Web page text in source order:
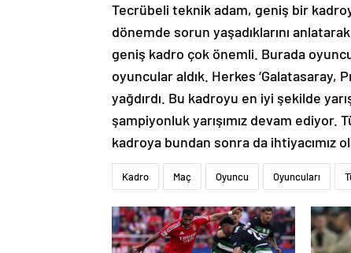
Tecrübeli teknik adam, geniş bir
dönemde sorun yaşadıklarını
geniş kadro çok önemli. Burada
oyuncular aldık. Herkes ‘Galatasaray,
yağdırdı. Bu kadroyu en iyi şekilde
şampiyonluk yarışımız devam ediyor.
kadroya bundan sonra da ihtiyacımız
Kadro Maç Oyuncu Oyuncuları